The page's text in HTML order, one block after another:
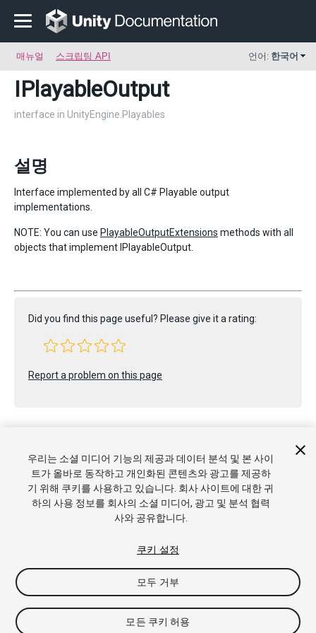
매뉴얼 스크립팅 API 언어: 한국어
IPlayableOutput
interface in UnityEngine.Playables
설명
Interface implemented by all C# Playable output
implementations.
NOTE: You can use PlayableOutputExtensions methods with all
objects that implement IPlayableOutput.
Did you find this page useful? Please give it a rating:
Report a problem on this page
Copyright © 2020 Unity Technologies. Publication 2019.4
튜토리얼
커뮤니티 답변 기술 자료 포럼 에셋 스토어
상표 및
개인정보처리방침
우리는 소셜 미디어 기능의 제공과 데이터 분석 및 본 사이
트가 올바로 동작하고 개인화된 콘텐츠와 광고를 제공하
기 위해 쿠키를 사용하고 있습니다. 회사 사이트에 대한 귀
하의 사용 정보를 회사의 소셜 미디어, 광고 및 분석 협력
사와 공유합니다.
쿠키 설정
모두 거부
모든 쿠키 허용